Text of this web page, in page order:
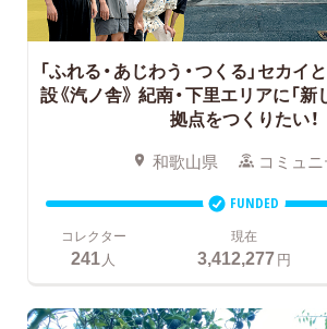
「ふれる・あじわう・つくる」セカイ
設《汽ノ舎》 紀南・下里エリアに「新
拠点をつくりたい！
和歌山県 コミュニ
FUNDED
コレクター
241 人
現在
3,412,277円